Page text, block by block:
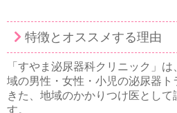
特徴とオススメする理由
「すやま泌尿器科クリニック」
域の男性・女性・小児の泌尿器ト
きた、地域のかかりつけ医とし
す。